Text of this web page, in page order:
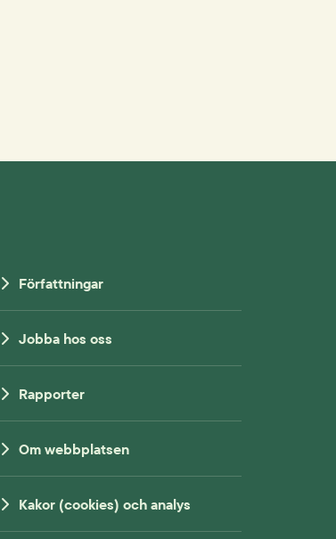
Författningar
Jobba hos oss
Rapporter
Om webbplatsen
Kakor (cookies) och analys